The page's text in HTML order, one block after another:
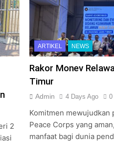
2
ARTIKEL NEWS
Rakor Monev
Timur
Admin 4 Days Ago 0
Komitmen mewujudkan
Peace Corps yang
manfaat bagi dunia